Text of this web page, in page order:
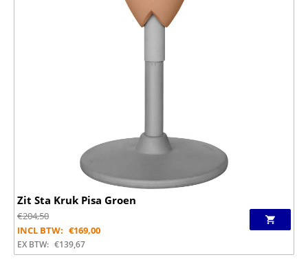
Zit Sta Kruk Pisa Groen
€204,50
INCL BTW: €169,00
EX BTW: €139,67